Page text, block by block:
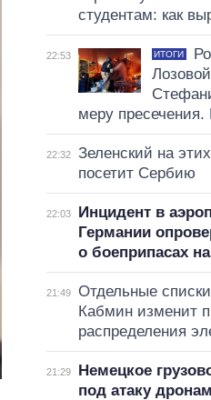
студентам: как
22:53 ИТОГИ
меру пресечения.
22:32
Зеленский на
посетит Сербию
22:03
Инцидент в
Германии
о боеприпасах
21:49
Отдельные
Кабмин изменит
распределения
21:29
Немецкое
под атаку